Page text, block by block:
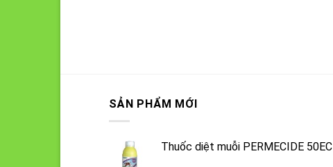
SẢN PHẨM MỚI
Thuốc diệt muỗi PERMECIDE 50EC